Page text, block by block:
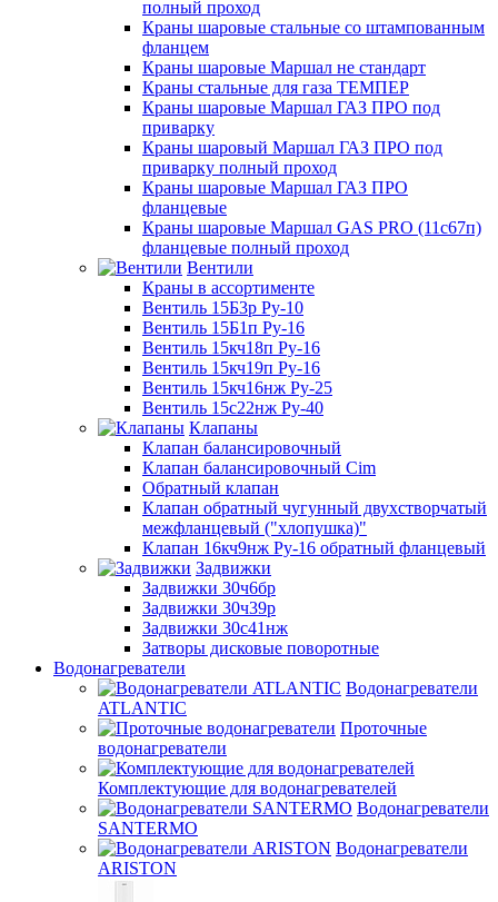
полный проход
Краны шаровые стальные со штампованным
фланцем
Краны шаровые Маршал не стандарт
Краны стальные для газа ТЕМПЕР
Краны шаровые Маршал ГАЗ ПРО под
приварку
Краны шаровый Маршал ГАЗ ПРО под
приварку полный проход
Краны шаровые Маршал ГАЗ ПРО
фланцевые
Краны шаровые Маршал GAS PRO (11с67п)
фланцевые полный проход
Вентили
Краны в ассортименте
Вентиль 15Б3р Ру-10
Вентиль 15Б1п Ру-16
Вентиль 15кч18п Ру-16
Вентиль 15кч19п Ру-16
Вентиль 15кч16нж Ру-25
Вентиль 15с22нж Ру-40
Клапаны
Клапан балансировочный
Клапан балансировочный Cim
Обратный клапан
Клапан обратный чугунный двухстворчатый
межфланцевый ("хлопушка)"
Клапан 16кч9нж Ру-16 обратный фланцевый
Задвижки
Задвижки 30ч6бр
Задвижки 30ч39р
Задвижки 30с41нж
Затворы дисковые поворотные
Водонагреватели
Водонагреватели
ATLANTIC
Проточные
водонагреватели
Комплектующие для водонагревателей
Водонагреватели
SANTERMO
Водонагреватели
ARISTON